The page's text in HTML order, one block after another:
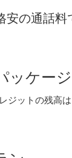
安の通話
ッケージ
ジットの残高